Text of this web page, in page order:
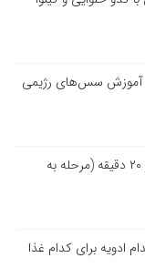
+ آموزش سس‌های رژیمی
طرز تهیه اسپاگتی ایتالیایی اصیل در ۲۰ دقیقه (مرحله به
ادویه برای کدام غذا